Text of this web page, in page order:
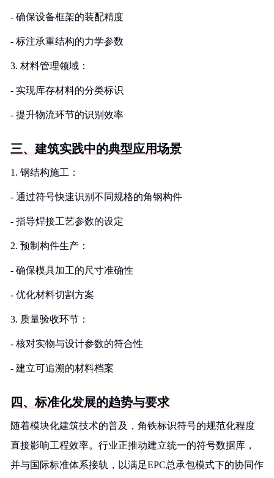
- 确保设备框架的装配精度
- 标注承重结构的力学参数
3. 材料管理领域：
- 实现库存材料的分类标识
- 提升物流环节的识别效率
三、建筑实践中的典型应用场景
1. 钢结构施工：
- 通过符号快速识别不同规格的角钢构件
- 指导焊接工艺参数的设定
2. 预制构件生产：
- 确保模具加工的尺寸准确性
- 优化材料切割方案
3. 质量验收环节：
- 核对实物与设计参数的符合性
- 建立可追溯的材料档案
四、标准化发展的趋势与要求
随着模块化建筑技术的普及，角铁标识符号的规范化程度
直接影响工程效率。行业正推动建立统一的符号数据库，
并与国际标准体系接轨，以满足EPC总承包模式下的协同作